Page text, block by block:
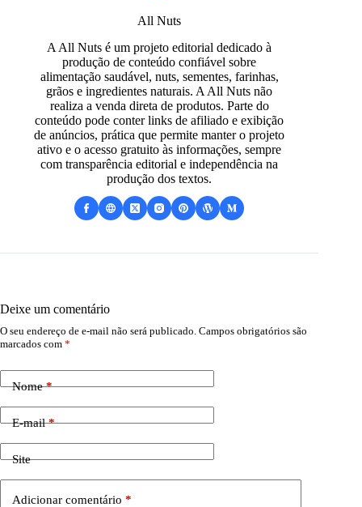
All Nuts
A All Nuts é um projeto editorial dedicado à
produção de conteúdo confiável sobre
alimentação saudável, nuts, sementes, farinhas,
grãos e ingredientes naturais. A All Nuts não
realiza a venda direta de produtos. Parte do
conteúdo pode conter links de afiliado e exibição
de anúncios, prática que permite manter o projeto
ativo e o acesso gratuito às informações, sempre
com transparência editorial e independência na
produção dos textos.
Deixe um comentário
O seu endereço de e-mail não será publicado. Campos obrigatórios são
marcados com *
Nome*
E-mail*
Site
Adicionar comentário *